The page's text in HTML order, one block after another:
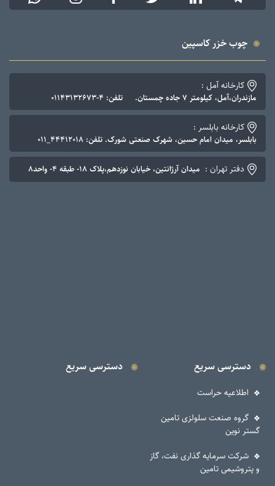
چوب خزر کاسپین
کارخانه آمل :
مازندران،آمل، کیلومتر ۷ جاده چمستان. تلفن: ۴-۰۱۱۴۳۱۳۲۶۷۳
کارخانه بابلسر :
بابلسر، میدان امام حسین، شهرک صنعتی شورک. تلفن: ۴۴۴۱۲۰۱۸_۰۱۱
دفتر تهران : میدان آرژانتین، خیابان نوزدهم،پلاک ۱۸- طبقه ۴- واحد۸
دسترسی سریع
اطلاعیه حراست
گروه صنعت سلولزی تامین
گستر نوین
شرکت سرمایه گذاری نفت، گاز
و پتروشیمی تامین
دسترسی سریع